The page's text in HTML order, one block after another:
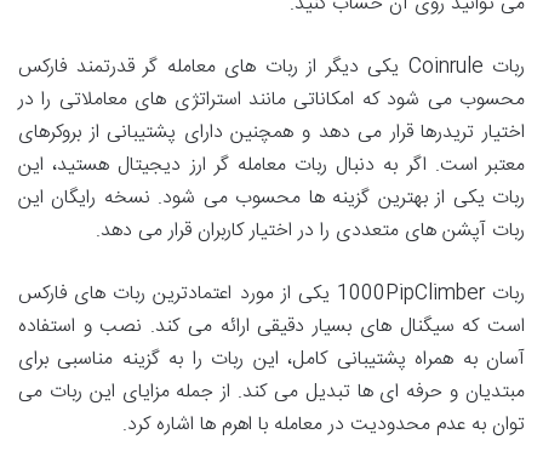
ربات Coinrule یکی دیگر از ربات های معامله گر قدرتمند فارکس
محسوب می شود که امکاناتی مانند استراتژی های معاملاتی را در
اختیار تریدرها قرار می دهد و همچنین دارای پشتیبانی از بروکرهای
معتبر است. اگر به دنبال ربات معامله گر ارز دیجیتال هستید، این
ربات یکی از بهترین گزینه ها محسوب می شود. نسخه رایگان این
ربات آپشن های متعددی را در اختیار کاربران قرار می دهد.
ربات 1000PipClimber یکی از مورد اعتمادترین ربات های فارکس
است که سیگنال های بسیار دقیقی ارائه می کند. نصب و استفاده
آسان به همراه پشتیبانی کامل، این ربات را به گزینه مناسبی برای
مبتدیان و حرفه ای ها تبدیل می کند. از جمله مزایای این ربات می
توان به عدم محدودیت در معامله با اهرم ها اشاره کرد.